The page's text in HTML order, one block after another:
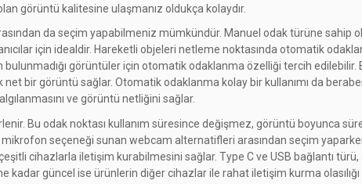
görüntü kalitesine ulaşmanız oldukça kolaydır.
da seçim yapabilmeniz mümkündür. Manuel odak türüne sahip
için idealdir. Hareketli objeleri netleme noktasında otomatik
görüntüler için otomatik odaklanma özelliği tercih edilebilir.
bir görüntü sağlar. Otomatik odaklanma kolay bir kullanımı da
ve görüntü netliğini sağlar.
Bu odak noktası kullanım süresince değişmez, görüntü boyunca
seçeneği sunan webcam alternatifleri arasından seçim
cihazlarla iletişim kurabilmesini sağlar. Type C ve USB bağlantı
kadar güncel ise ürünlerin diğer cihazlar ile rahat iletişim kurma